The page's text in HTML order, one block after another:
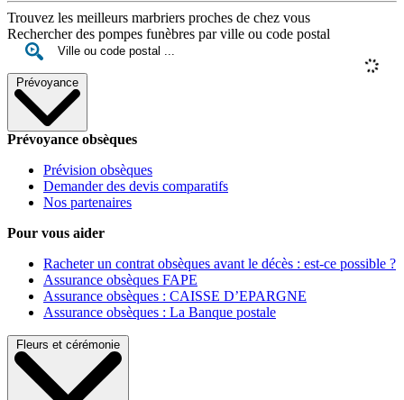
Trouvez les meilleurs marbriers proches de chez vous
Rechercher des pompes funèbres par ville ou code postal
Prévoyance
Prévoyance obsèques
Prévision obsèques
Demander des devis comparatifs
Nos partenaires
Pour vous aider
Racheter un contrat obsèques avant le décès : est-ce possible ?
Assurance obsèques FAPE
Assurance obsèques : CAISSE D’EPARGNE
Assurance obsèques : La Banque postale
Fleurs et cérémonie